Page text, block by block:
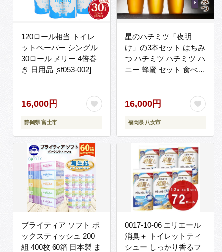
120ロール相当 トイレ
ットペーパー シングル
30ロール メリー 4倍巻
き 日用品 [sf053-002]
16,000円
静岡県 富士市
星のハチミツ「夜明
け」の3本セット はちみ
つ ハチミツ ハチミツ ハ
ニー 蜂蜜 セット 食べ比
ゼント ご褒美 常温 保存
備蓄 防災食 非常食 防災
グッズ 福岡県 八女市
16,000円
福岡県 八女市
ブライティア ソフト ボ
ックスティッシュ 200
組 400枚 60箱 日本製 ま
0017-10-06 エリエール
消臭＋ トイレットティ
シュー しっかり香るフ